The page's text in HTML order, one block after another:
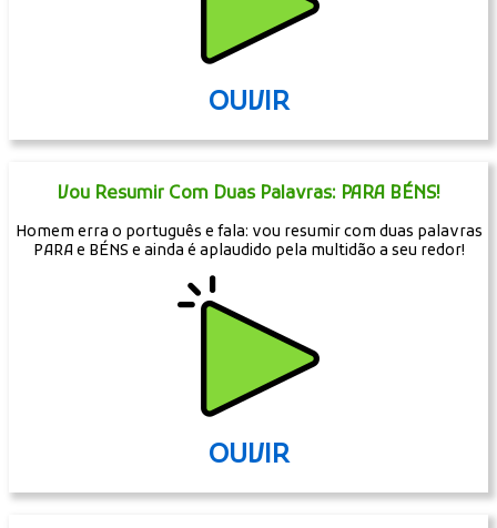
OUVIR
Vou Resumir Com Duas Palavras: PARA BÉNS!
Homem erra o português e fala: vou resumir com duas palavras
PARA e BÉNS e ainda é aplaudido pela multidão a seu redor!
OUVIR